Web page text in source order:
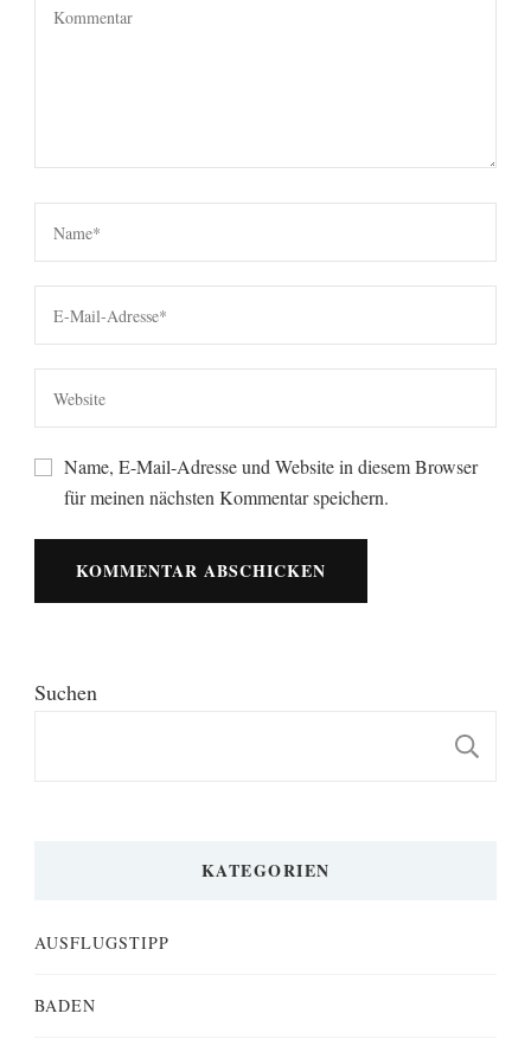
Name, E-Mail-Adresse und Website in diesem Browser
für meinen nächsten Kommentar speichern.
Suchen
KATEGORIEN
AUSFLUGSTIPP
BADEN